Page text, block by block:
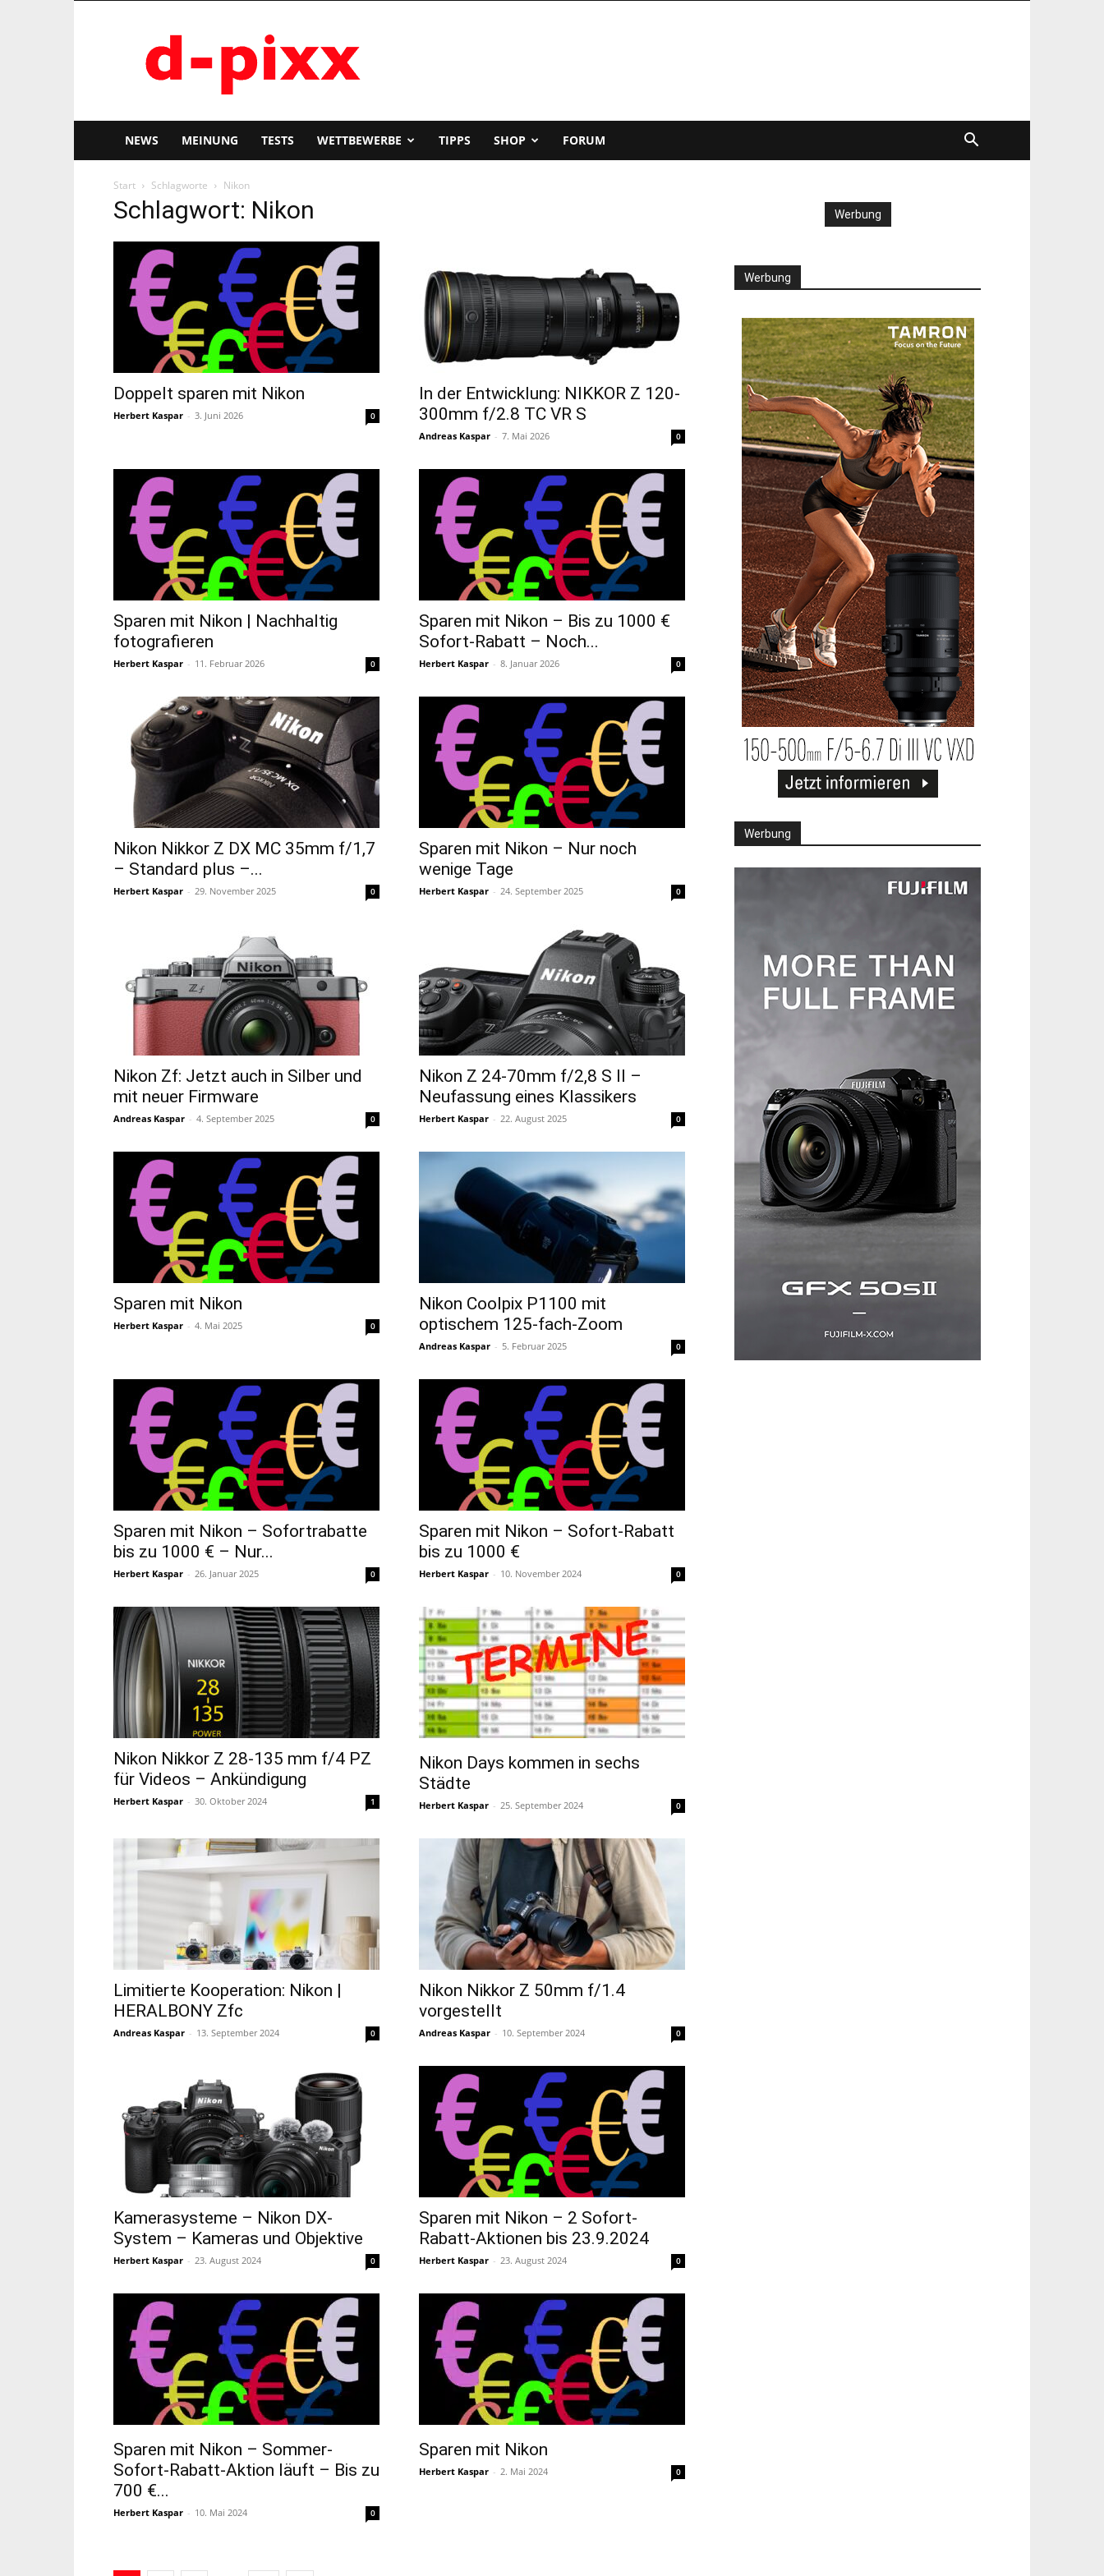
pixx
NEWS MEINUNG TESTS WETTBEWERBE TIPPS SHOP FORUM
Start Schlagworte Nikon
Schlagwort: Nikon
Doppelt sparen mit Nikon
Herbert Kaspar - 3. Juni 2026 0
In der Entwicklung: NIKKOR Z 120-
300mm f/2.8 TC VR S
Andreas Kaspar - 7. Mai 2026 0
Sparen mit Nikon | Nachhaltig
fotografieren
Herbert Kaspar - 11. Februar 2026 0
Sparen mit Nikon – Bis zu 1000 €
Sofort-Rabatt – Noch...
Herbert Kaspar - 8. Januar 2026 0
Nikon Nikkor Z DX MC 35mm f/1,7
– Standard plus –...
Herbert Kaspar - 29. November 2025 0
Sparen mit Nikon – Nur noch
wenige Tage
Herbert Kaspar - 24. September 2025 0
Nikon Zf: Jetzt auch in Silber und
mit neuer Firmware
Andreas Kaspar - 4. September 2025 0
Nikon Z 24-70mm f/2,8 S II –
Neufassung eines Klassikers
Herbert Kaspar - 22. August 2025 0
Sparen mit Nikon
Herbert Kaspar - 4. Mai 2025 0
Nikon Coolpix P1100 mit
optischem 125-fach-Zoom
Andreas Kaspar - 5. Februar 2025 0
Sparen mit Nikon – Sofortrabatte
bis zu 1000 € – Nur...
Herbert Kaspar - 26. Januar 2025 0
Sparen mit Nikon – Sofort-Rabatt
bis zu 1000 €
Herbert Kaspar - 10. November 2024 0
Nikon Nikkor Z 28-135 mm f/4 PZ
für Videos – Ankündigung
Herbert Kaspar - 30. Oktober 2024 1
Nikon Days kommen in sechs
Städte
Herbert Kaspar - 25. September 2024 0
Limitierte Kooperation: Nikon |
HERALBONY Zfc
Andreas Kaspar - 13. September 2024 0
Nikon Nikkor Z 50mm f/1.4
vorgestellt
Andreas Kaspar - 10. September 2024 0
Kamerasysteme – Nikon DX-
System – Kameras und Objektive
Herbert Kaspar - 23. August 2024 0
Sparen mit Nikon – 2 Sofort-
Rabatt-Aktionen bis 23.9.2024
Herbert Kaspar - 23. August 2024 0
Sparen mit Nikon – Sommer-
Sofort-Rabatt-Aktion läuft – Bis zu
700 €...
Herbert Kaspar - 10. Mai 2024 0
Sparen mit Nikon
Herbert Kaspar - 2. Mai 2024 0
Werbung
Werbung
Werbung